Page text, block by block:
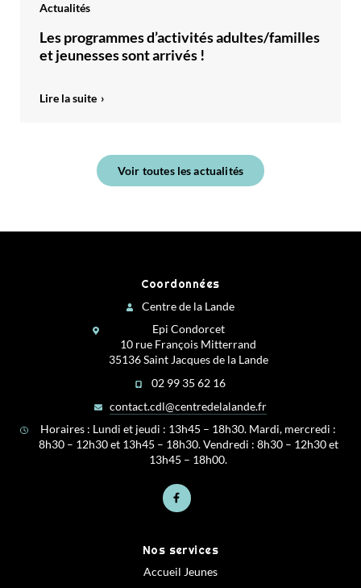
Actualités
Les programmes d’activités adultes/familles
et jeunesses sont arrivés !
Lire la suite
Voir toutes les actualités
Coordonnées
Centre de la Lande
Epi Condorcet
10 rue François Mitterrand
35136 Saint Jacques de la Lande
02 99 35 62 16
contact.cdl@centredelalande.fr
Horaires : Lundi et jeudi : 13h45 – 18h30. Mardi, mercredi :
8h30 – 12h30 et 13h45 – 18h30. Vendredi : 8h30 – 12h30 et
13h45 – 18h00.
Nos services
Accueil Jeunes